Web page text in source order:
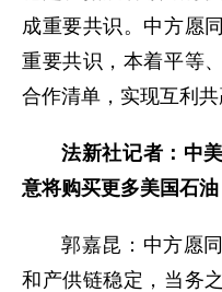
成重要共识。中方愿
重要共识，本着平等
合作清单，实现互利共
法新社记者：中
意将购买更多美国石油
郭嘉昆：中方愿
和产供链稳定，当务